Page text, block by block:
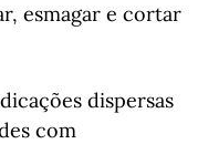
esmagar e cortar
dispersas
com